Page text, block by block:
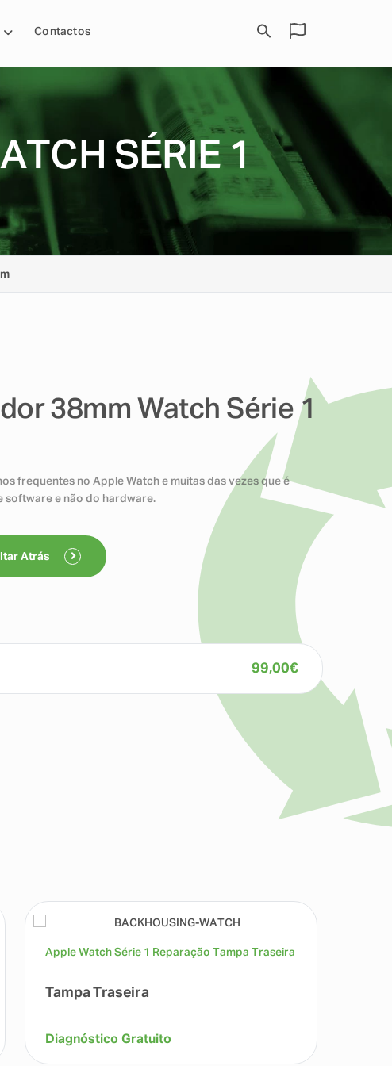
Contactos
SÉRIE 1
38mm Watch Série 1
frequentes no Apple Watch e muitas das vezes que é
software e não do hardware.
Atrás
99,00€
Apple Watch Série 1 Reparação Tampa Traseira
Tampa Traseira
Diagnóstico Gratuito